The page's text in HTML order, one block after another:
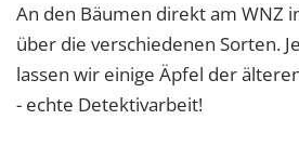
An den Bäumen direkt am WNZ
über die verschiedenen Sorten.
lassen wir einige Äpfel der
- echte Detektivarbeit!